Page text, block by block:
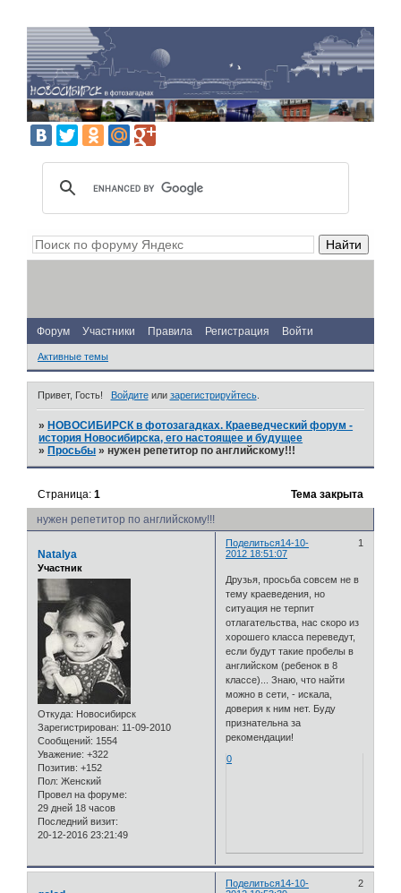
Форум Участники Правила Регистрация Войти
Активные темы
Привет, Гость! Войдитеили зарегистрируйтесь.
» НОВОСИБИРСК в фотозагадках. Краеведческий форум -
история Новосибирска, его настоящее и будущее
» Просьбы »нужен репетитор по английскому!!!
нужен репетитор по английскому!!!
Страница:1 Тема закрыта
Поделиться 1
14-10-
2012 18:51:07
Natalya
Участник
Откуда: Новосибирск
Зарегистрирован: 11-09-2010
Сообщений: 1554
Уважение: +322
Позитив: +152
Пол: Женский
Провел на форуме:
29 дней 18 часов
Последний визит:
20-12-2016 23:21:49
Друзья, просьба совсем не в
тему краеведения, но
ситуация не терпит
отлагательства, нас скоро из
хорошего класса переведут,
если будут такие пробелы в
английском (ребенок в 8
классе)... Знаю, что найти
можно в сети, - искала,
доверия к ним нет. Буду
признательна за
рекомендации!
0
Поделиться 2
14-10-